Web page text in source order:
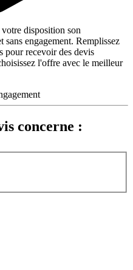
disposition son
engagement. Remplissez
pour recevoir des devis
l'offre avec le meilleur
concerne :